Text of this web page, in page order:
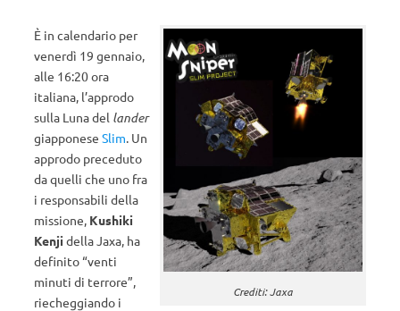
Crediti: Jaxa
È in calendario per
venerdì 19 gennaio,
alle 16:20 ora
italiana, l’approdo
sulla Luna del lander
giapponese Slim. Un
approdo preceduto
da quelli che uno fra
i responsabili della
missione, Kushiki
Kenji della Jaxa, ha
definito “venti
minuti di terrore”,
riecheggiando i